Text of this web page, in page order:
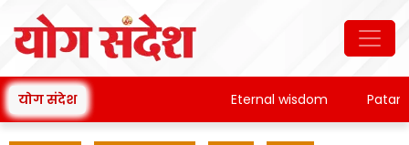
योग संदेश Eternal wisdom Patanjali's